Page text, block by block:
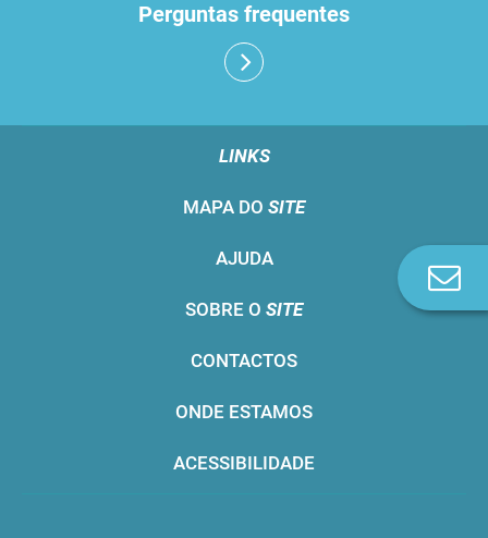
Perguntas frequentes
LINKS
MAPA DO SITE
AJUDA
SOBRE O SITE
CONTACTOS
ONDE ESTAMOS
ACESSIBILIDADE